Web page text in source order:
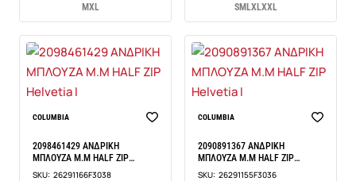
MXL SMLXLXXL
COLUMBIA
2098461429 ΑΝΔΡΙΚΗ
ΜΠΛΟΥΖΑ Μ.Μ HALF ZIP
Helvetia I
SKU: 26291166F3038
COLUMBIA
2090891367 ΑΝΔΡΙΚΗ
ΜΠΛΟΥΖΑ Μ.Μ HALF ZIP
Helvetia I
SKU: 26291155F3036